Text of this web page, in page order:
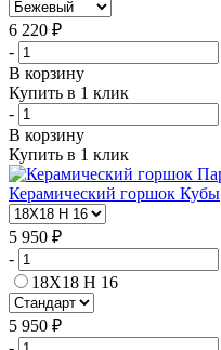
6 220 ₽
-
В корзину
Купить в 1 клик
-
В корзину
Купить в 1 клик
Керамический горшок Кубы
5 950 ₽
-
18Х18 H 16
5 950 ₽